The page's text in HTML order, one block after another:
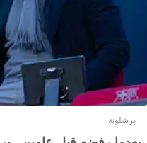
برشلونة